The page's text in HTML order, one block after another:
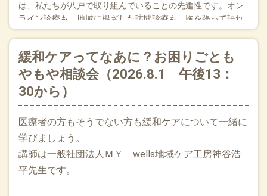
は、私たちが八戸で取り組んでいることの先進性です。オン
ライン診療も、地域に根ざした訪問診療も、胸を張って語れ
る実践です。それはすべて現場を支える職員や多職種の皆さ
患者様に時間が使えるよう法人として業務改善して職員と楽
しく楽に仕事ができるように頑張ります。 ●歯科の先生へ
「先生の患者さんに医科の目を、私たちの患者さんに歯科の
手を。」 当院の訪問診療患者さんへの口腔ケア・嚥下評価
方に診療報酬上のメリットが生まれ、患者さんには質の高い
ケアが届く——三方よしの提携です。まずは一度、情報交換の
お時間をいただけませんか。
2026.07.01
緩和ケアってなあに？お困りごとも
やもや相談会（2026.8.1 午後13：
30から）
医療者の方もそうでない方も緩和ケアについて一緒に
学びましょう。
講師は一般社団法人ＭＹ wells地域ケア工房神谷浩
平先生です。